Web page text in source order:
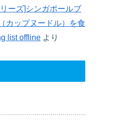
ーズ]シンガポールブ
カップヌードル）を食
list offline より